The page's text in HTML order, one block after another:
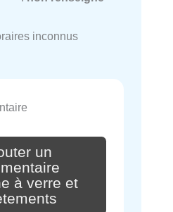
inconnus
un
à verre et